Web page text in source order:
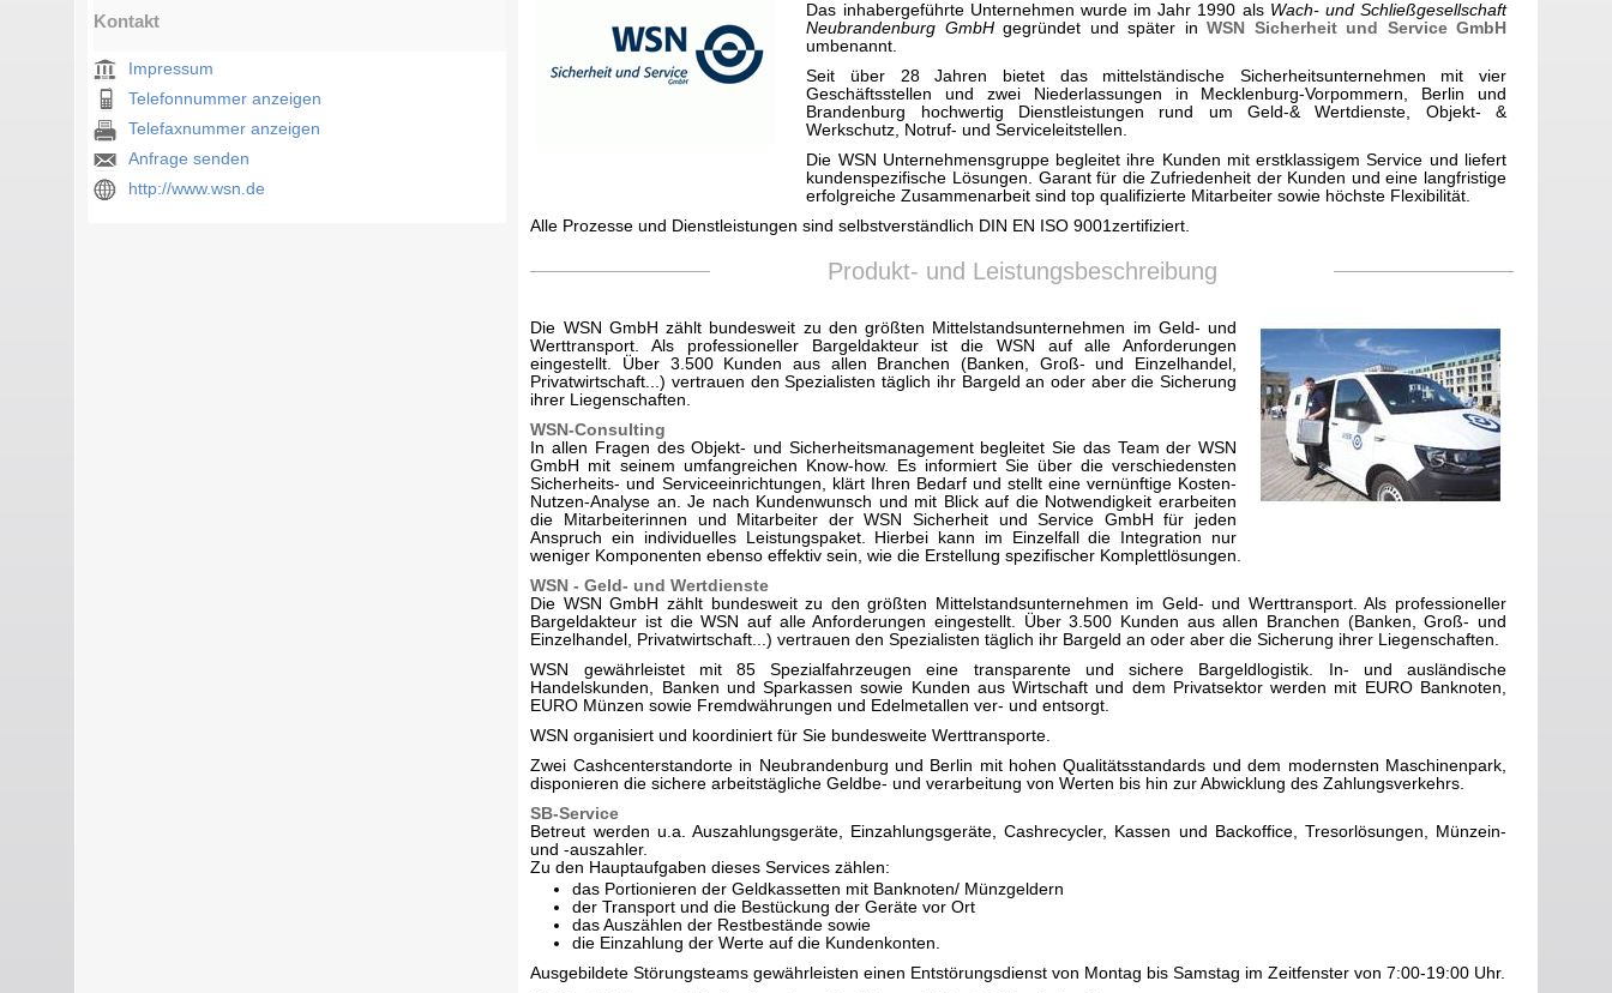
Kontakt
Impressum
Telefonnummer anzeigen
Telefaxnummer anzeigen
Anfrage senden
http://www.wsn.de
Das inhabergeführte Unternehmen wurde im Jahr 1990 als Wach- und Schließgesellschaft
Neubrandenburg GmbHgegründet und später inWSN Sicherheit und Service GmbH
umbenannt.
Seit über 28 Jahren bietet das mittelständische Sicherheitsunternehmen mit vier
Geschäftsstellen und zwei Niederlassungen in Mecklenburg-Vorpommern, Berlin und
Brandenburg hochwertig Dienstleistungen rund um Geld-& Wertdienste, Objekt- &
Werkschutz, Notruf- und Serviceleitstellen.
Die WSN Unternehmensgruppe begleitet ihre Kunden mit erstklassigem Service und liefert
kundenspezifische Lösungen. Garant für die Zufriedenheit der Kunden und eine langfristige
erfolgreiche Zusammenarbeit sind top qualifizierte Mitarbeiter sowie höchste Flexibilität.
Alle Prozesse und Dienstleistungen sind selbstverständlich DIN EN ISO 9001zertifiziert.
Produkt- und Leistungsbeschreibung
Die WSN GmbH zählt bundesweit zu den größten Mittelstandsunternehmen im Geld- und
Werttransport. Als professioneller Bargeldakteur ist die WSN auf alle Anforderungen
eingestellt. Über 3.500 Kunden aus allen Branchen (Banken, Groß- und Einzelhandel,
Privatwirtschaft...) vertrauen den Spezialisten täglich ihr Bargeld an oder aber die Sicherung
ihrer Liegenschaften.
WSN-Consulting
In allen Fragen des Objekt- und Sicherheitsmanagement begleitet Sie das Team der WSN
GmbH mit seinem umfangreichen Know-how. Es informiert Sie über die verschiedensten
Sicherheits- und Serviceeinrichtungen, klärt Ihren Bedarf und stellt eine vernünftige Kosten-
Nutzen-Analyse an. Je nach Kundenwunsch und mit Blick auf die Notwendigkeit erarbeiten
die Mitarbeiterinnen und Mitarbeiter der WSN Sicherheit und Service GmbH für jeden
Anspruch ein individuelles Leistungspaket. Hierbei kann im Einzelfall die Integration nur
weniger Komponenten ebenso effektiv sein, wie die Erstellung spezifischer Komplettlösungen.
WSN - Geld- und Wertdienste
Die WSN GmbH zählt bundesweit zu den größten Mittelstandsunternehmen im Geld- und Werttransport. Als professioneller
Bargeldakteur ist die WSN auf alle Anforderungen eingestellt. Über 3.500 Kunden aus allen Branchen (Banken, Groß- und
Einzelhandel, Privatwirtschaft...) vertrauen den Spezialisten täglich ihr Bargeld an oder aber die Sicherung ihrer Liegenschaften.
WSN gewährleistet mit 85 Spezialfahrzeugen eine transparente und sichere Bargeldlogistik. In- und ausländische
Handelskunden, Banken und Sparkassen sowie Kunden aus Wirtschaft und dem Privatsektor werden mit EURO Banknoten,
EURO Münzen sowie Fremdwährungen und Edelmetallen ver- und entsorgt.
WSN organisiert und koordiniert für Sie bundesweite Werttransporte.
Zwei Cashcenterstandorte in Neubrandenburg und Berlin mit hohen Qualitätsstandards und dem modernsten Maschinenpark,
disponieren die sichere arbeitstägliche Geldbe- und verarbeitung von Werten bis hin zur Abwicklung des Zahlungsverkehrs.
SB-Service
Betreut werden u.a. Auszahlungsgeräte, Einzahlungsgeräte, Cashrecycler, Kassen und Backoffice, Tresorlösungen, Münzein-
und -auszahler.
Zu den Hauptaufgaben dieses Services zählen:
das Portionieren der Geldkassetten mit Banknoten/ Münzgeldern
der Transport und die Bestückung der Geräte vor Ort
das Auszählen der Restbestände sowie
die Einzahlung der Werte auf die Kundenkonten.
Ausgebildete Störungsteams gewährleisten einen Entstörungsdienst von Montag bis Samstag im Zeitfenster von 7:00-19:00 Uhr.